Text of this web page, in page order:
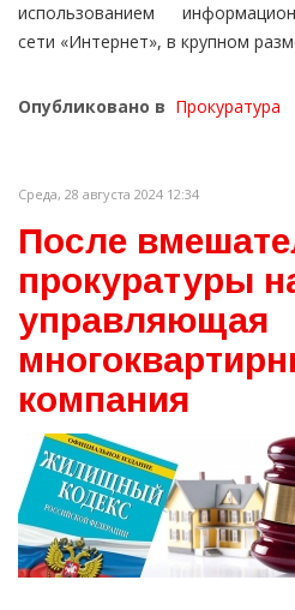
использованием
сети «Интернет», в крупном
Опубликовано в Прокуратура
Среда, 28 августа 2024 12:34
После
прокуратуры
управляющая
компания